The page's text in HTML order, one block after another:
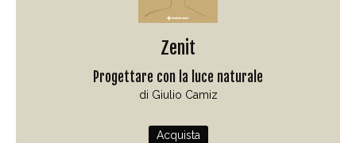
Zenit
Progettare con la luce naturale
di Giulio Camiz
Acquista